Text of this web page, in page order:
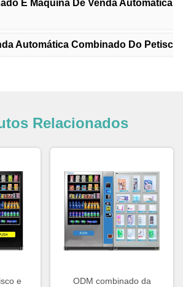
E Máquina De Venda Automática
Automática Combinado Do Petisco
Relacionados
e
ODM combinado da